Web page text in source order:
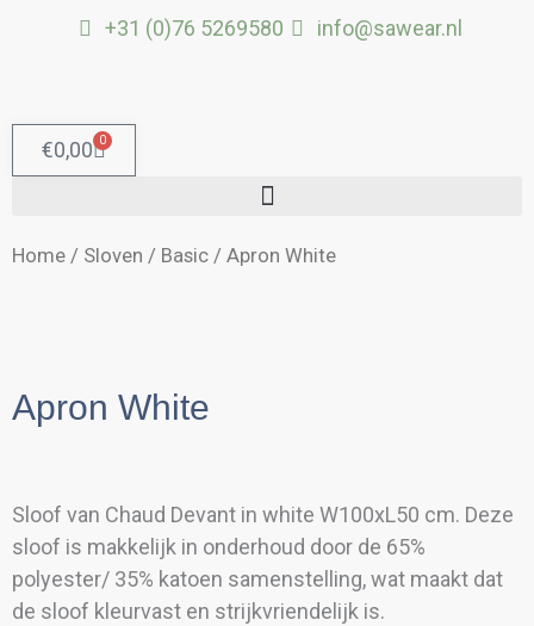
+31 (0)76 5269580 info@sawear.nl
€0,00 0
Winkelwagen
Home / Sloven / Basic / Apron White
Apron White
Sloof van Chaud Devant in white W100xL50 cm. Deze
sloof is makkelijk in onderhoud door de 65%
polyester/ 35% katoen samenstelling, wat maakt dat
de sloof kleurvast en strijkvriendelijk is.